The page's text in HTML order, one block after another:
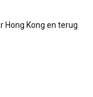
Hong Kong en terug